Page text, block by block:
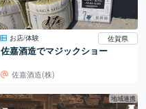
お店/体験 佐賀県
佐嘉酒造でマジックショー
佐嘉酒造(株)
地域連携